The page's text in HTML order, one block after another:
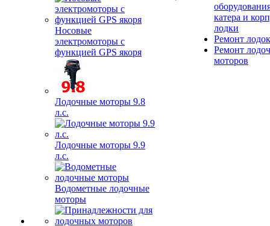
Носовые
электромоторы с
функцией GPS якоря
Лодочные моторы 9.8
л.с.
Лодочные моторы 9.9
л.с.
Водометные лодочные
моторы
катера и
лодки
Ремонт
Ремонт
моторов